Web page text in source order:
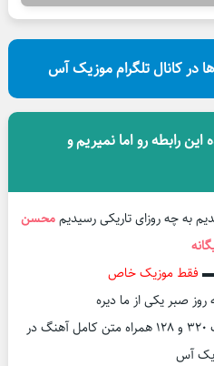
در کانال تلگرام موزیک آس
رابطه رو اما نمیریم و
به چه روزای تاریکی رسیدیممحسن
فقط موزیک خاص
صبر یکی از ما دیره
با صدای محسن یگانه با دو کیفیت ۳۲۰ و ۱۲۸ همراه متن کامل آهنگ در
آس